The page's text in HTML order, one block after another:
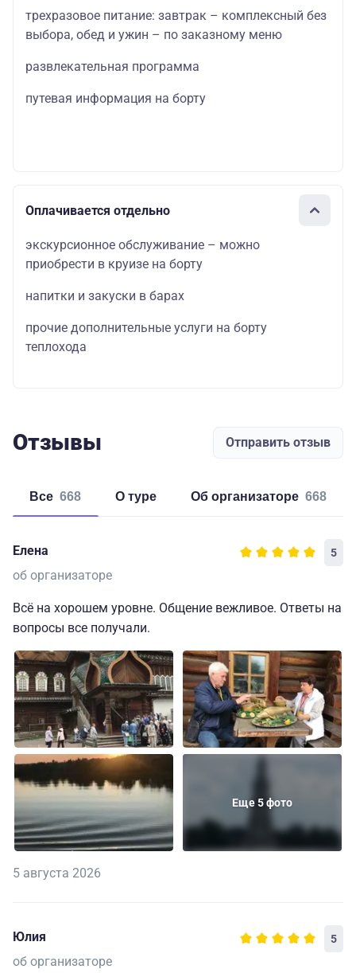
трехразовое питание: завтрак – комплексный без
выбора, обед и ужин – по заказному меню
развлекательная программа
путевая информация на борту
Оплачивается отдельно
экскурсионное обслуживание – можно
приобрести в круизе на борту
напитки и закуски в барах
прочие дополнительные услуги на борту
теплохода
Отзывы Отправить отзыв
Все 668 о туре об организаторе 668
Елена 5
об организаторе
Всё на хорошем уровне. Общение вежливое. Ответы на
вопросы все получали.
Еще 5 фото
5 августа 2026
Юлия 5
об организаторе